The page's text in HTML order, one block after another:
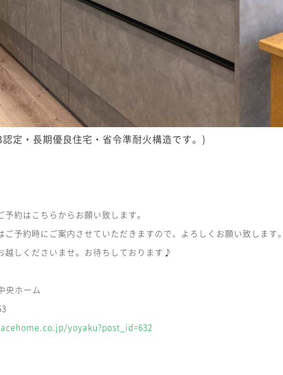
定・長期優良住宅・省令準耐火構造です。)
約はこちらからお願い致します。
ご予約時にご案内させていただきますので、よろしくお願い致します。
越しくださいませ。お待ちしております♪
央ホーム
yoyaku?post_id=632